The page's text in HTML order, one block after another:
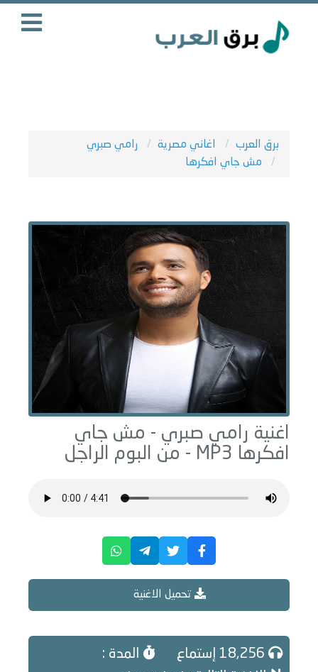
برق العرب اغاني مصرية
رامي صبري
مش جاي افكرها
اغنية رامي صبري - مش جاي
افكرها
الراجل
تحميل الاغنية
المدة :